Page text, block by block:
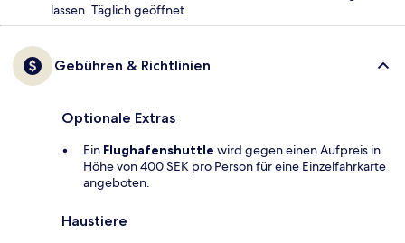
lassen. Täglich geöffnet
Gebühren & Richtlinien
Optionale Extras
Ein Flughafenshuttle wird gegen einen Aufpreis in
Höhe von 400 SEK pro Person für eine Einzelfahrkarte
angeboten.
Haustiere